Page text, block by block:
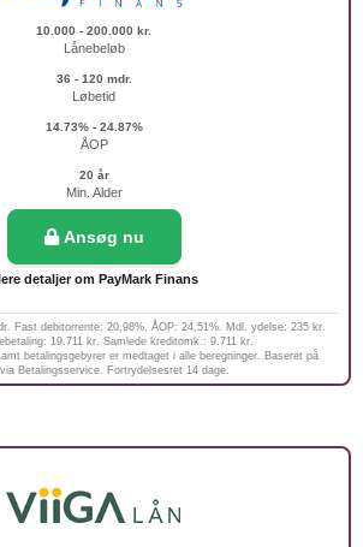
10.000 - 200.000 kr.
Lånebeløb
36 - 120 mdr.
Løbetid
14.73% - 24.87%
ÅOP
20 år
Min. Alder
Ansøg nu
detaljer om PayMark Finans
Fast debitorrente: 20,98%. ÅOP: 24,51%. Mdl. ydelse: 235 kr.
19.711 kr. Samlede kreditomk.: 9.711 kr.
betalingsgebyrer er medtaget i alle beregninger. Baseret på
Betalingsservice. Fortrydelsesret 14 dage.